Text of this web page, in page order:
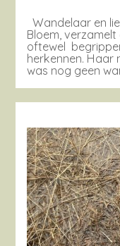
Wandelaar en
Bloem,
oftewel
herkennen.
was nog geen